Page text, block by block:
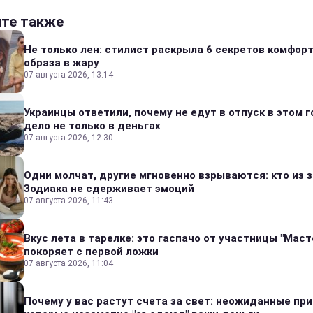
также
Не только лен: стилист раскрыла 6 секретов
образа в жару
07 августа 2026, 13:14
Украинцы ответили, почему не едут в отпуск в этом
дело не только в деньгах
07 августа 2026, 12:30
Одни молчат, другие мгновенно взрываются: кто из
Зодиака не сдерживает эмоций
07 августа 2026, 11:43
Вкус лета в тарелке: это гаспачо от участницы
покоряет с первой ложки
07 августа 2026, 11:04
Почему у вас растут счета за свет: неожиданные